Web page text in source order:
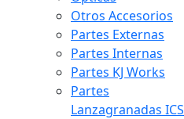
Otros Accesorios
Partes Externas
Partes Internas
Partes KJ Works
Partes
Lanzagranadas ICS